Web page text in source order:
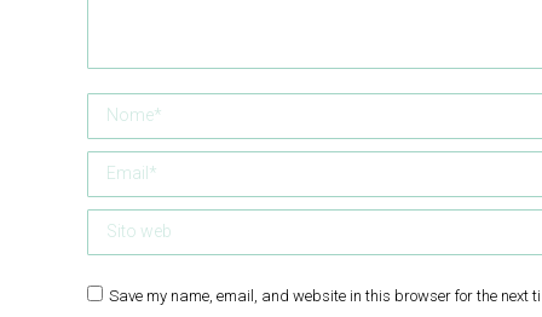
Nome *
Email *
Sito web
Save my name, email, and website in this browser for the next